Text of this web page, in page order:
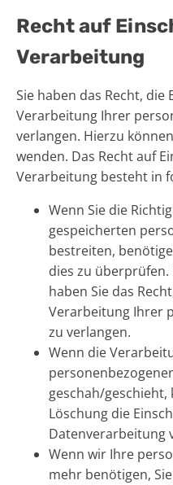
Recht auf
Verarbeitung
Sie haben das Recht, die
Verarbeitung Ihrer
verlangen. Hierzu
wenden. Das Recht auf
Verarbeitung besteht in
Wenn Sie die
gespeicherten
bestreiten,
dies zu
haben Sie das
Verarbeitung Ihrer
zu verlangen.
Wenn die
geschah/
Löschung die
Datenverarbeitung
Wenn wir Ihre
mehr benötigen,